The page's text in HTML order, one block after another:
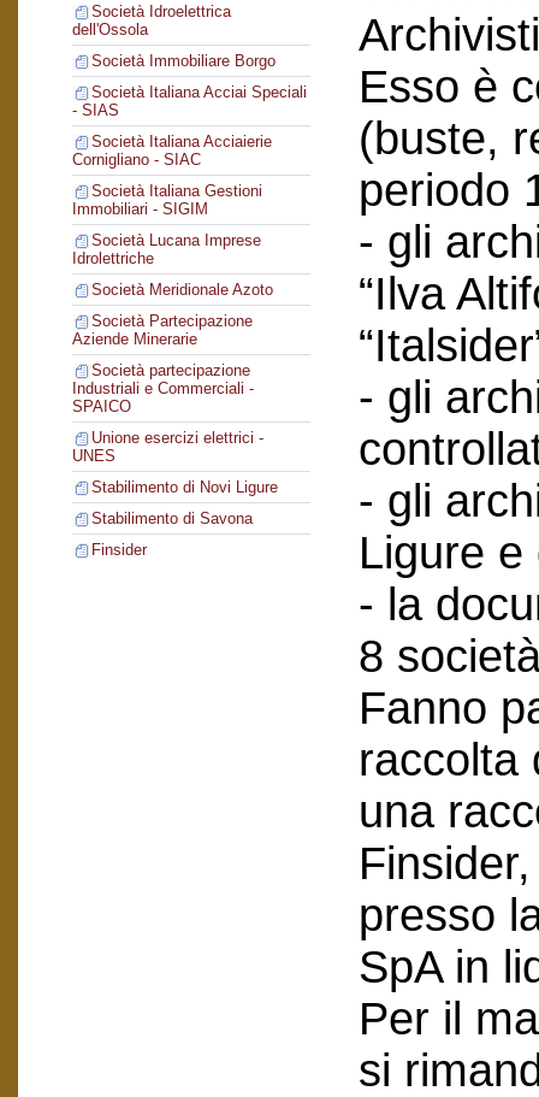
Società Idroelettrica
dell'Ossola
Società Immobiliare Borgo
Società Italiana Acciai Speciali
- SIAS
Società Italiana Acciaierie
Cornigliano - SIAC
Società Italiana Gestioni
Immobiliari - SIGIM
Società Lucana Imprese
Idrolettriche
Società Meridionale Azoto
Società Partecipazione
Aziende Minerarie
Società partecipazione
Industriali e Commerciali -
SPAICO
Unione esercizi elettrici -
UNES
Stabilimento di Novi Ligure
Stabilimento di Savona
Finsider
Esso è
(buste,
periodo
- gli
“Ilva
- gli
- gli
Ligure e
- la
8
Fanno
raccolta
una
presso
SpA in
Per il
si